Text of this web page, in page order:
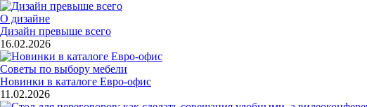
О дизайне
Дизайн превыше всего
16.02.2026
Советы по выбору мебели
Новинки в каталоге Евро-офис
11.02.2026